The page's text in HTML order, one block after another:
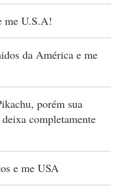
me U.S.A!
da América e me
porém sua
completamente
e me USA